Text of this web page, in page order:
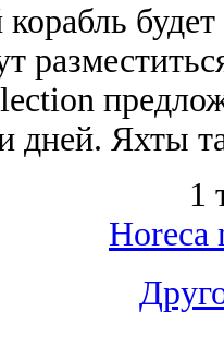
дней. Яхты
1
Horeca